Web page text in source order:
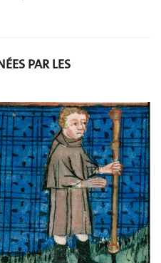
PAR LES